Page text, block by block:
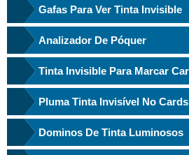
Gafas Para Ver Tinta Invisible
Analizador De Póquer
Tinta Invisible Para Marcar
Pluma Tinta Invisível No
Dominos De Tinta Luminosos